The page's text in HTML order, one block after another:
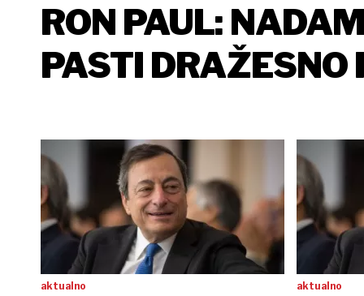
RON PAUL:
PASTI DRAŽESNO
aktualno aktualno